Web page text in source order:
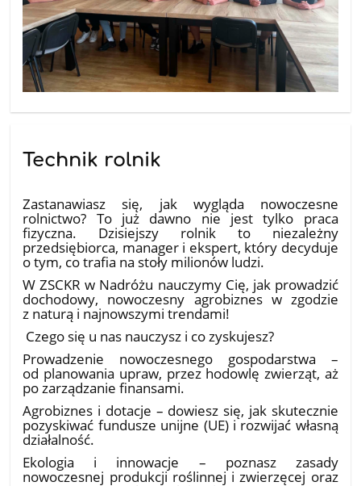
Technik rolnik
Zastanawiasz się, jak wygląda nowoczesne
rolnictwo? To już dawno nie jest tylko praca
fizyczna. Dzisiejszy rolnik to niezależny
przedsiębiorca, manager i ekspert, który decyduje
o tym, co trafia na stoły milionów ludzi.
​W ZSCKR w Nadróżu nauczymy Cię, jak prowadzić
dochodowy, nowoczesny agrobiznes w zgodzie
z naturą i najnowszymi trendami!
​ Czego się u nas nauczysz i co zyskujesz?
​Prowadzenie nowoczesnego gospodarstwa –
od planowania upraw, przez hodowlę zwierząt, aż
po zarządzanie finansami.
​Agrobiznes i dotacje – dowiesz się, jak skutecznie
pozyskiwać fundusze unijne (UE) i rozwijać własną
działalność.
​Ekologia i innowacje – poznasz zasady
nowoczesnej produkcji roślinnej i zwierzęcej oraz